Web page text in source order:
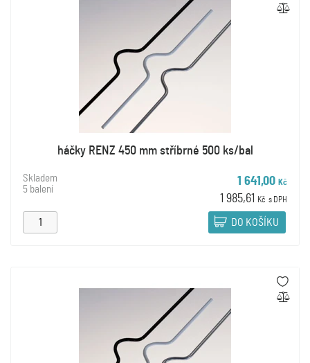
háčky RENZ 450 mm stříbrné 500 ks/bal
Skladem
5 balení
1 641,00 Kč
1 985,61 Kč s DPH
DO KOŠÍKU